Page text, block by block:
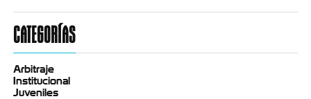
CATEGORÍAS
Arbitraje
Institucional
Juveniles